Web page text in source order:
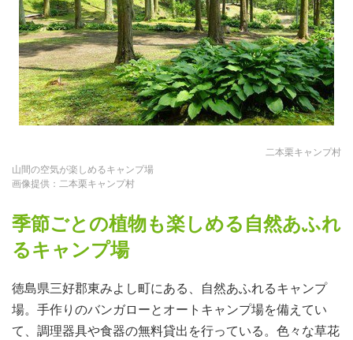
二本栗キャンプ村
山間の空気が楽しめるキャンプ場
画像提供：二本栗キャンプ村
季節ごとの植物も楽しめる自然あふれ
るキャンプ場
徳島県三好郡東みよし町にある、自然あふれるキャンプ
場。手作りのバンガローとオートキャンプ場を備えてい
て、調理器具や食器の無料貸出を行っている。色々な草花